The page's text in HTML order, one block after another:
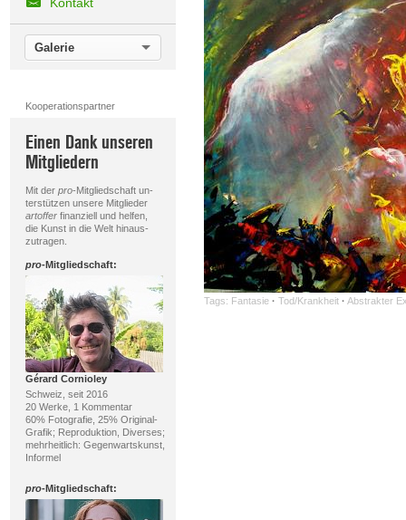
Galerie
Kooperationspartner
Einen Dank unseren
Mitgliedern
Mit der pro-Mitgliedschaft un-
terstützen unsere Mitglieder
artofferfinanziell und helfen,
die Kunst in die Welt hinaus-
zutragen.
pro-Mitgliedschaft:
Gérard Cornioley
Schweiz, seit 2016
20 Werke, 1 Kommentar
60% Fotografie, 25% Original-
Grafik; Reproduktion, Diverses;
mehrheitlich: Gegenwartskunst,
Informel
pro-Mitgliedschaft:
Tags: Fantasie · Tod/Krankheit · Abstrakter